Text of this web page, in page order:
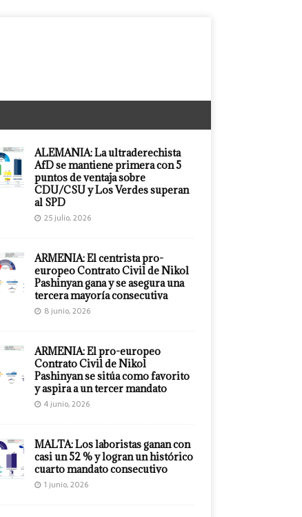
ALEMANIA: La ultraderechista
AfD se mantiene primera con 5
puntos de ventaja sobre
CDU/CSU y Los Verdes superan
al SPD
25 julio, 2026
ARMENIA: El centrista pro-
europeo Contrato Civil de Nikol
Pashinyan gana y se asegura una
tercera mayoría consecutiva
8 junio, 2026
ARMENIA: El pro-europeo
Contrato Civil de Nikol
Pashinyan se sitúa como favorito
y aspira a un tercer mandato
4 junio, 2026
MALTA: Los laboristas ganan con
casi un 52 % y logran un histórico
cuarto mandato consecutivo
1 junio, 2026